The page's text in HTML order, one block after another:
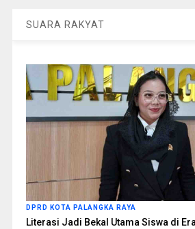
SUARA RAKYAT
DPRD KOTA PALANGKA RAYA
Literasi Jadi Bekal Utama Siswa di